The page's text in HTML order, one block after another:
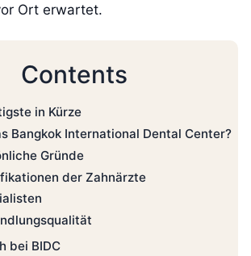
Ort erwartet.
Contents
in Kürze
Bangkok International Dental Center?
Gründe
der Zahnärzte
bei BIDC